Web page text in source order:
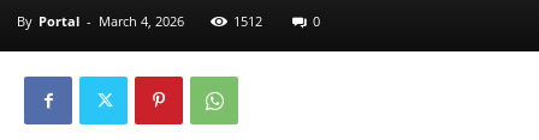
By Portal - March 4, 2026 1512 0